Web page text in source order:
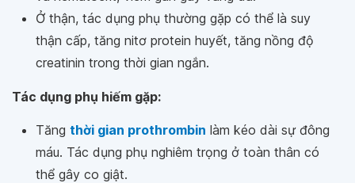
Ở thận, tác dụng phụ thường gặp có thể là suy
thận cấp, tăng nitơ protein huyết, tăng nồng độ
creatinin trong thời gian ngắn.
Tác dụng phụ hiếm gặp:
Tăng thời gian prothrombin làm kéo dài sự đông
máu. Tác dụng phụ nghiêm trọng ở toàn thân có
thể gây co giật.